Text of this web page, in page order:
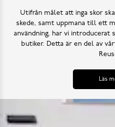
Utifrån målet att inga skor
skede, samt uppmana till ett
användning, har vi introducerat
butiker. Detta är en del av
Läs